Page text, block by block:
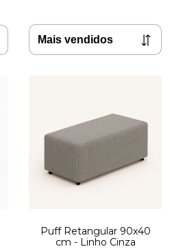
Puff Retangular 90x40
cm - Linho Cinza